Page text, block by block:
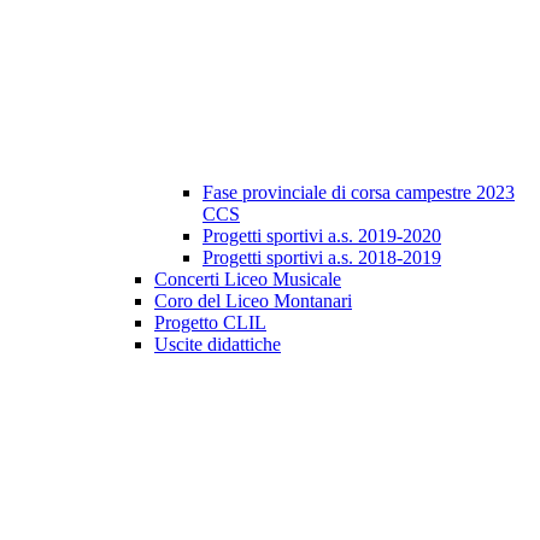
Fase provinciale di corsa campestre 2023
CCS
Progetti sportivi a.s. 2019-2020
Progetti sportivi a.s. 2018-2019
Concerti Liceo Musicale
Coro del Liceo Montanari
Progetto CLIL
Uscite didattiche